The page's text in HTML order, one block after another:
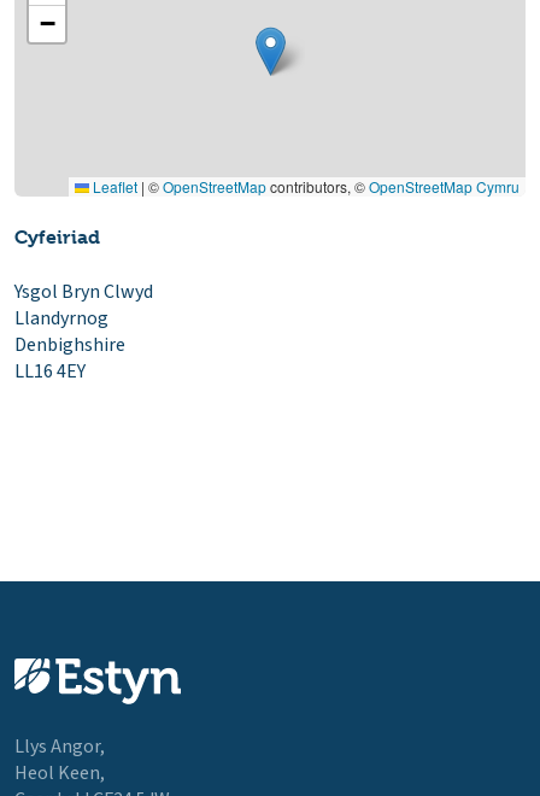
−
Leaflet | ©OpenStreetMapcontributors, ©OpenStreetMap Cymru
Cyfeiriad
Ysgol Bryn Clwyd
Llandyrnog
Denbighshire
LL16 4EY
Llys Angor,
Heol Keen,